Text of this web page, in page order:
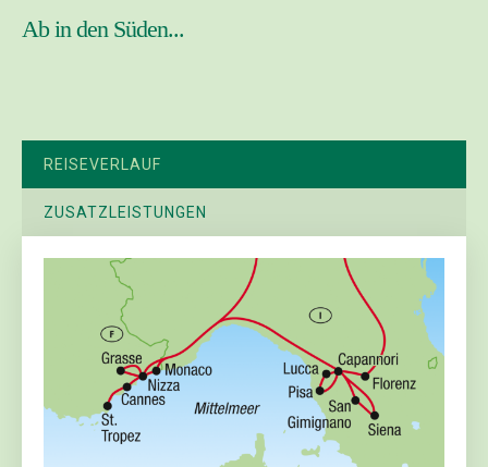
Ab in den Süden...
REISEVERLAUF
ZUSATZLEISTUNGEN